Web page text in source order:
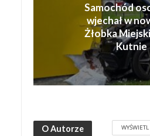
Samochód
wjechał w
Żłobka
Kutnie
O Autorze